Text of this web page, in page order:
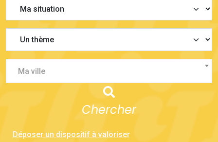
Ma ville
Chercher
Déposer un dispositif à valoriser